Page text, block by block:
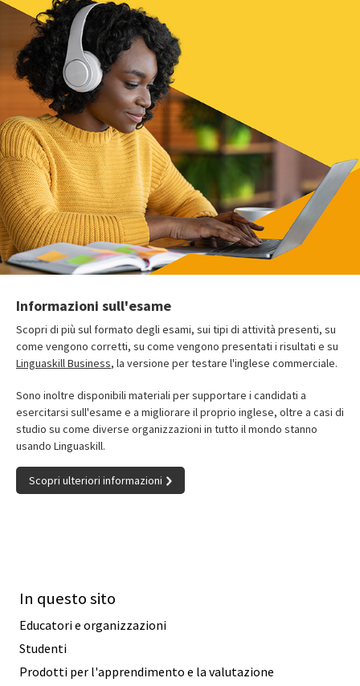
Informazioni sull'esame
Scopri di più sul formato degli esami, sui tipi di attività presenti, su
come vengono corretti, su come vengono presentati i risultati e su
Linguaskill Business, la versione per testare l'inglese commerciale.
Sono inoltre disponibili materiali per supportare i candidati a
esercitarsi sull'esame e a migliorare il proprio inglese, oltre a casi di
studio su come diverse organizzazioni in tutto il mondo stanno
usando Linguaskill.
Scopri ulteriori informazioni
In questo sito
Educatori e organizzazioni
Studenti
Prodotti per l'apprendimento e la valutazione